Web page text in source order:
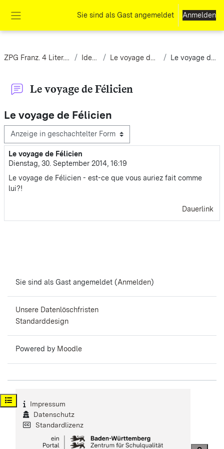
Sie sind als Gast angemeldet Anmelden
Kursindex öffnen
ZPG Franz. 4 Liter. Kursstufe Identität Le voyage de Félicien Le voyage de Félicien
Le voyage de Félicien
Le voyage de Félicien
Anzeigemodus
Le voyage de Félicien
Dienstag, 30. September 2014, 16:19
Anzahl Antworten: 0
Le voyage de Félicien - est-ce que vous auriez fait comme
lui?!
Dauerlink
Sie sind als Gast angemeldet (Anmelden)
Unsere Datenlöschfristen
Standarddesign
Powered by Moodle
Impressum
Datenschutz
Standardlizenz